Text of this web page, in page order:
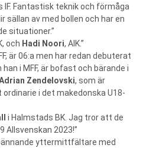
IF. Fantastisk teknik och förmåga
sällan av med bollen och har en
situationer.”
och Hadi Noori, AIK.”
är 06:a men har redan debuterat
han i MFF, är bofast och bärande i
Zendelovski, som är
ordinarie i det makedonska U18-
i Halmstads BK. Jag tror att de
Allsvenskan 2023!”
yttermittfältare med